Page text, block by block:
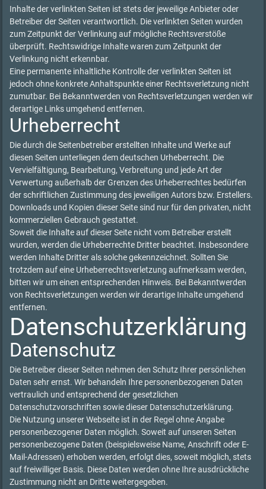
Inhalte der verlinkten Seiten ist stets der jeweilige Anbieter oder
Betreiber der Seiten verantwortlich. Die verlinkten Seiten wurden
zum Zeitpunkt der Verlinkung auf mögliche Rechtsverstöße
überprüft. Rechtswidrige Inhalte waren zum Zeitpunkt der
Verlinkung nicht erkennbar.
Eine permanente inhaltliche Kontrolle der verlinkten Seiten ist
jedoch ohne konkrete Anhaltspunkte einer Rechtsverletzung nicht
zumutbar. Bei Bekanntwerden von Rechtsverletzungen werden wir
derartige Links umgehend entfernen.
Urheberrecht
Die durch die Seitenbetreiber erstellten Inhalte und Werke auf
diesen Seiten unterliegen dem deutschen Urheberrecht. Die
Vervielfältigung, Bearbeitung, Verbreitung und jede Art der
Verwertung außerhalb der Grenzen des Urheberrechtes bedürfen
der schriftlichen Zustimmung des jeweiligen Autors bzw. Erstellers.
Downloads und Kopien dieser Seite sind nur für den privaten, nicht
kommerziellen Gebrauch gestattet.
Soweit die Inhalte auf dieser Seite nicht vom Betreiber erstellt
wurden, werden die Urheberrechte Dritter beachtet. Insbesondere
werden Inhalte Dritter als solche gekennzeichnet. Sollten Sie
trotzdem auf eine Urheberrechtsverletzung aufmerksam werden,
bitten wir um einen entsprechenden Hinweis. Bei Bekanntwerden
von Rechtsverletzungen werden wir derartige Inhalte umgehend
entfernen.
Datenschutzerklärung
Datenschutz
Die Betreiber dieser Seiten nehmen den Schutz Ihrer persönlichen
Daten sehr ernst. Wir behandeln Ihre personenbezogenen Daten
vertraulich und entsprechend der gesetzlichen
Datenschutzvorschriften sowie dieser Datenschutzerklärung.
Die Nutzung unserer Webseite ist in der Regel ohne Angabe
personenbezogener Daten möglich. Soweit auf unseren Seiten
personenbezogene Daten (beispielsweise Name, Anschrift oder E-
Mail-Adressen) erhoben werden, erfolgt dies, soweit möglich, stets
auf freiwilliger Basis. Diese Daten werden ohne Ihre ausdrückliche
Zustimmung nicht an Dritte weitergegeben.